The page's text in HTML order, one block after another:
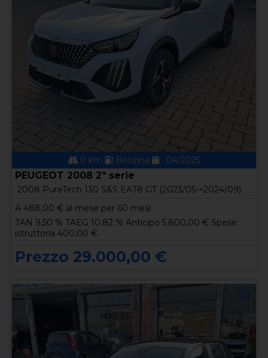
0 km Benzina 04/2025
PEUGEOT 2008 2ª serie
2008 PureTech 130 S&S EAT8 GT (2023/05->2024/09)
A 488,00 € al mese per 60 mesi
TAN 9,50 % TAEG 10.82 % Anticipo 5.800,00 € Spese
istruttoria 400,00 €
Prezzo 29.000,00 €